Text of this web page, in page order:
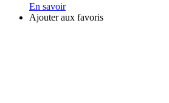
En savoir
Ajouter aux favoris